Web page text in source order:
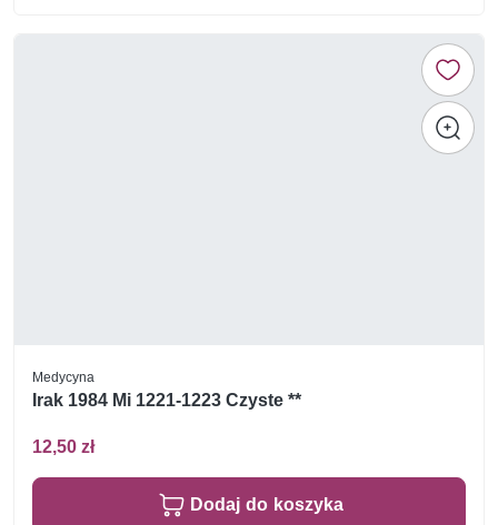
Medycyna
Irak 1984 Mi 1221-1223 Czyste **
12,50 zł
Dodaj do koszyka